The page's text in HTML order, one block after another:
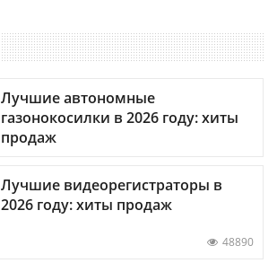
Лучшие автономные
газонокосилки в 2026 году: хиты
продаж
Лучшие видеорегистраторы в
2026 году: хиты продаж
48890